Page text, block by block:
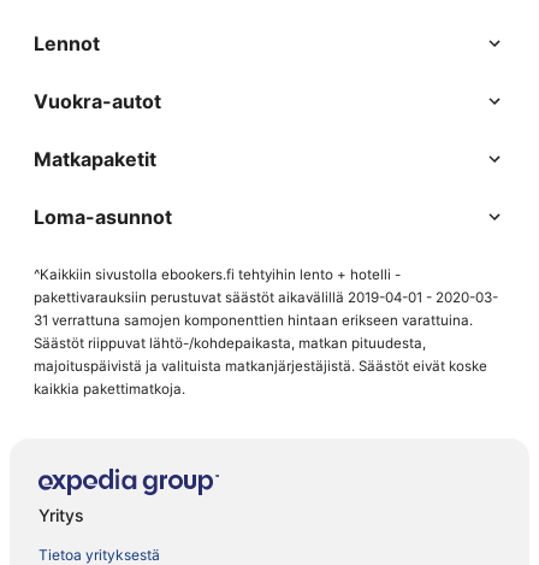
Lennot
Vuokra-autot
Matkapaketit
Loma-asunnot
^Kaikkiin sivustolla ebookers.fi tehtyihin lento + hotelli -
pakettivarauksiin perustuvat säästöt aikavälillä 2019-04-01 - 2020-03-
31 verrattuna samojen komponenttien hintaan erikseen varattuina.
Säästöt riippuvat lähtö-/kohdepaikasta, matkan pituudesta,
majoituspäivistä ja valituista matkanjärjestäjistä. Säästöt eivät koske
kaikkia pakettimatkoja.
Yritys
Tietoa yrityksestä